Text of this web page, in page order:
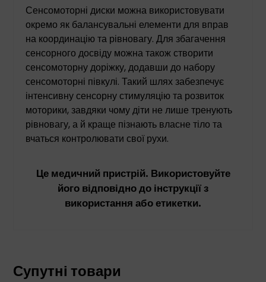
Сенсомоторні диски можна використовувати
окремо як балансувальні елементи для вправ
на координацію та рівновагу. Для збагачення
сенсорного досвіду можна також створити
сенсомоторну доріжку, додавши до набору
сенсомоторні півкулі. Такий шлях забезпечує
інтенсивну сенсорну стимуляцію та розвиток
моторики, завдяки чому діти не лише тренують
рівновагу, а й краще пізнають власне тіло та
вчаться контролювати свої рухи.
Це медичний пристрій. Використовуйте
його відповідно до інструкції з
використання або етикетки.
Супутні товари